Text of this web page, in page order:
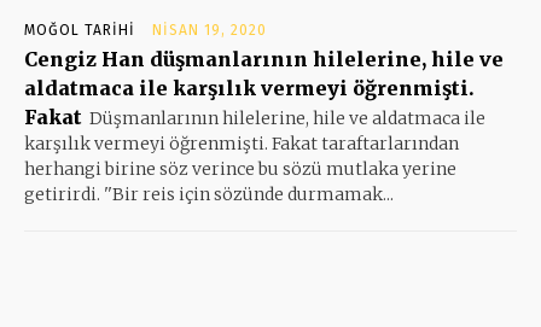
MOĞOL TARIHI NISAN 19, 2020
Cengiz Han düşmanlarının hilelerine, hile ve
aldatmaca ile karşılık vermeyi öğrenmişti.
Fakat Düşmanlarının hilelerine, hile ve aldatmaca ile
karşılık vermeyi öğrenmişti. Fakat taraftarlarından
herhangi birine söz verince bu sözü mutlaka yerine
getirirdi. ''Bir reis için sözünde durmamak...